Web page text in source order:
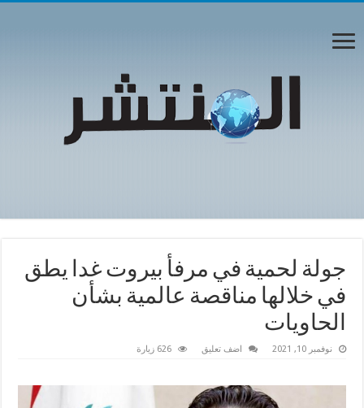
جولة لحمية في مرفأ بيروت غدا يطق
في خلالها مناقصة عالمية بشأن
الحاويات
نوفمبر 10, 2021 اضف تعليق 626 زيارة